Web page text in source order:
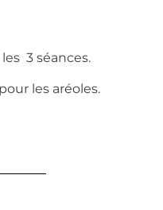
3 séances.
les aréoles.